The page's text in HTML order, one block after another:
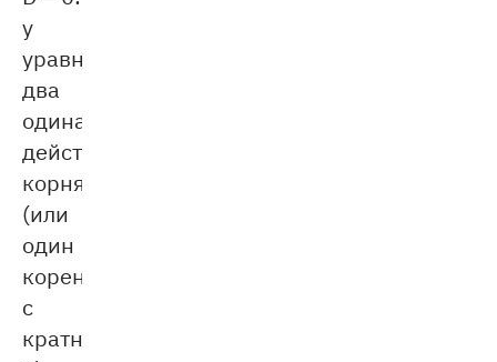
у
уравнения
два
одинаковых
действительных
корня
(или
один
корень
с
кратностью